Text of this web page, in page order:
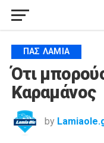
ΠΑΣ ΛΑΜΊΑ
Ότι
Καραμάνος
by